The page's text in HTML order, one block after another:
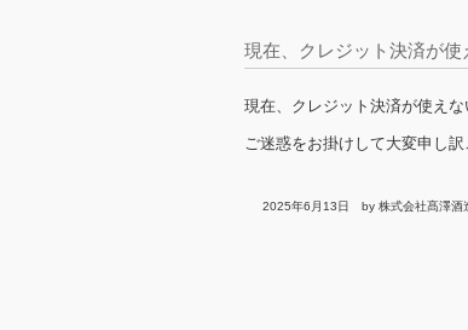
現在、クレジット決済が使
現在、クレジット決済が使えな
ご迷惑をお掛けして大変申し
2025年6月13日 by 株式会社髙澤酒